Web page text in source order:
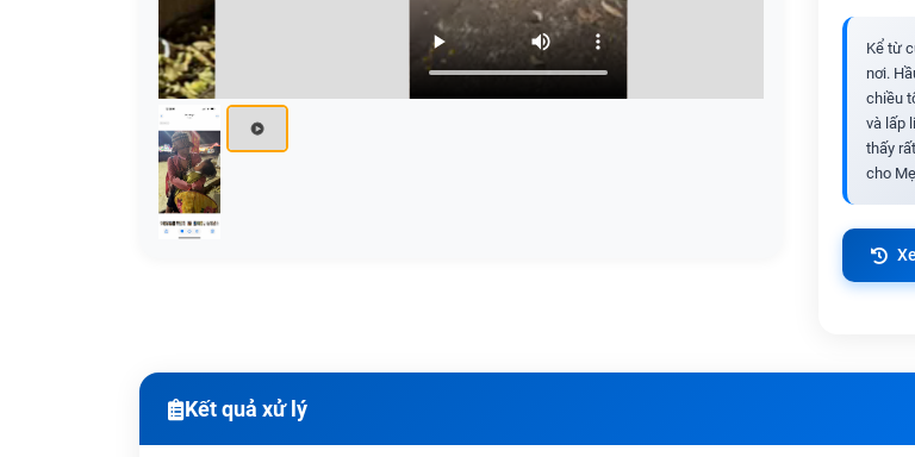
Kể từ
nơi.
chiều
và lấp
thấy
cho
Kết quả xử lý